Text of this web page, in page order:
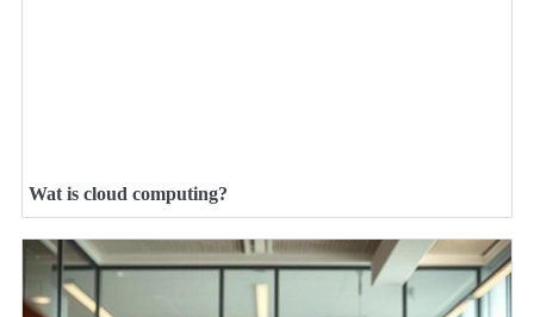
Wat is cloud computing?